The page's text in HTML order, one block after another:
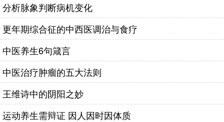
分析脉象判断病机变化
更年期综合征的中西医调治与食疗
中医养生6句箴言
中医治疗肿瘤的五大法则
王维诗中的阴阳之妙
运动养生需辩证 因人因时因体质